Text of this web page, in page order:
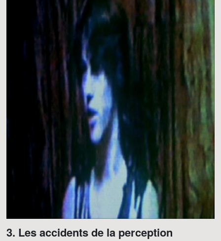
3. Les accidents de la perception